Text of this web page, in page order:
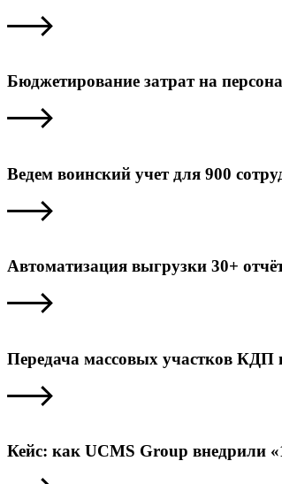
Бюджетирование затрат на
Ведем воинский учет для 900
Автоматизация выгрузки 30+
Передача массовых участков КДП
Кейс: как UCMS Group внедрили